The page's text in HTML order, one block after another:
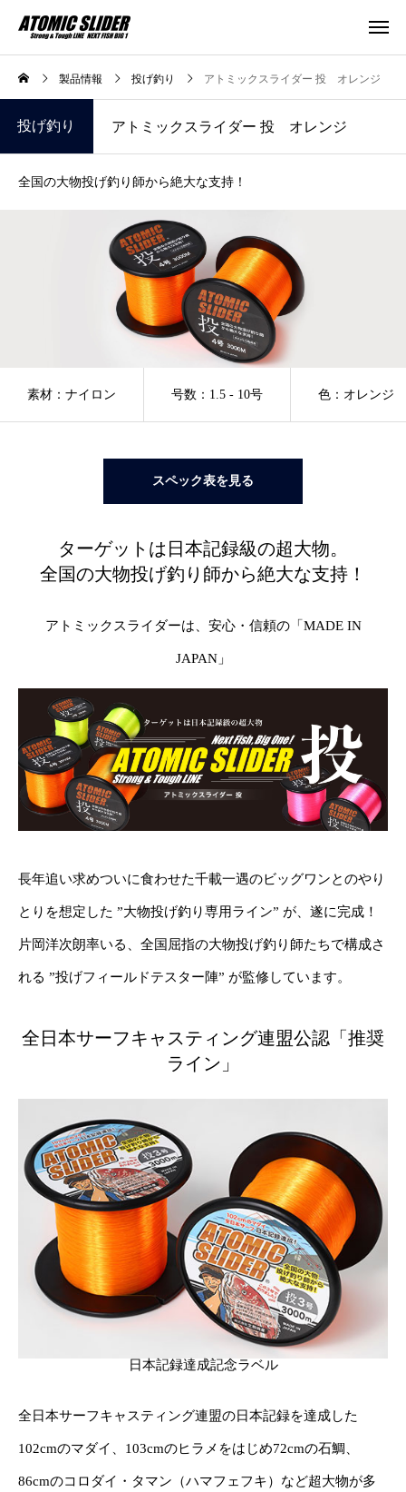
製品情報 投げ釣り アトミックスライダー 投 オレンジ
投げ釣り アトミックスライダー 投 オレンジ
全国の大物投げ釣り師から絶大な支持！
素材：ナイロン 号数：1.5 - 10号 色：オレンジ
スペック表を見る
ターゲットは日本記録級の超大物。
全国の大物投げ釣り師から絶大な支持！
アトミックスライダーは、安心・信頼の「MADE IN
JAPAN」
長年追い求めついに食わせた千載一遇のビッグワンとのやり
とりを想定した ”大物投げ釣り専用ライン” が、遂に完成！
片岡洋次朗率いる、全国屈指の大物投げ釣り師たちで構成さ
れる ”投げフィールドテスター陣” が監修しています。
全日本サーフキャスティング連盟公認「推奨
ライン」
日本記録達成記念ラベル
全日本サーフキャスティング連盟の日本記録を達成した
102cmのマダイ、103cmのヒラメをはじめ72cmの石鯛、
86cmのコロダイ・タマン（ハマフェフキ）など超大物が多